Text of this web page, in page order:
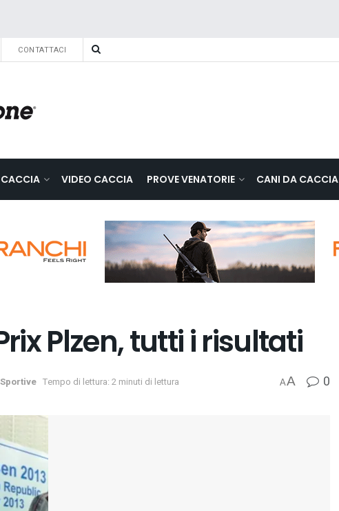
CONTATTACI
VIDEO CACCIA PROVE VENATORIE CANI DA CACCIA
Plzen, tutti i risultati
Sportive Tempo di lettura: 2 minuti di lettura AA 0